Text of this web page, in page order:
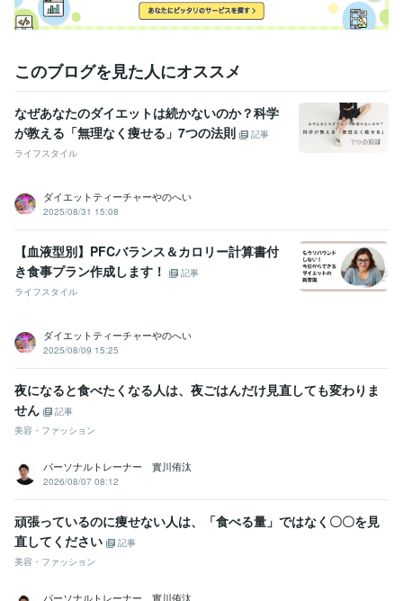
このブログを見た人にオススメ
なぜあなたのダイエットは続かないのか？科学
が教える「無理なく痩せる」7つの法則
記事
ライフスタイル
ダイエットティーチャーやのへい
2025/08/31 15:08
【血液型別】PFCバランス＆カロリー計算書付
き食事プラン作成します！
記事
ライフスタイル
ダイエットティーチャーやのへい
2025/08/09 15:25
夜になると食べたくなる人は、夜ごはんだけ見直しても変わりま
せん
記事
美容・ファッション
パーソナルトレーナー 實川侑汰
2026/08/07 08:12
頑張っているのに痩せない人は、「食べる量」ではなく〇〇を見
直してください
記事
美容・ファッション
パーソナルトレーナー 實川侑汰